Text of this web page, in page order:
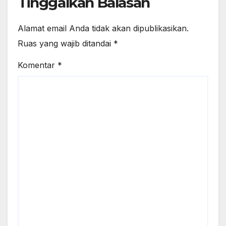
Alamat email Anda tidak akan dipublikasikan.
Ruas yang wajib ditandai *
Komentar *